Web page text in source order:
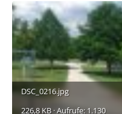
DSC_0216.jpg
226,8 KB · Aufrufe: 1.130